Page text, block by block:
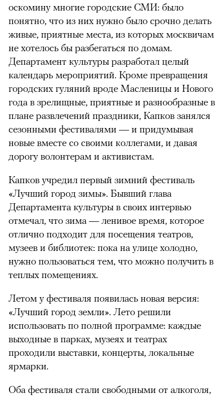
оскомину многие городские СМИ: было
понятно, что из них нужно было срочно делать
живые, приятные места, из которых москвичам
не хотелось бы разбегаться по домам.
Департамент культуры разработал целый
календарь мероприятий. Кроме превращения
городских гуляний вроде Масленицы и Нового
года в зрелищные, приятные и разнообразные в
плане развлечений праздники, Капков занялся
сезонными фестивалями — и придумывая
новые вместе со своими коллегами, и давая
дорогу волонтерам и активистам.
Капков учредил первый зимний фестиваль
«Лучший город зимы». Бывший глава
Департамента культуры в своих интервью
отмечал, что зима — ленивое время, которое
отлично подходит для посещения театров,
музеев и библиотек: пока на улице холодно,
нужно пользоваться тем, что можно получить в
теплых помещениях.
Летом у фестиваля появилась новая версия:
«Лучший город земли». Лето решили
использовать по полной программе: каждые
выходные в парках, музеях и театрах
проходили выставки, концерты, локальные
ярмарки.
Оба фестиваля стали свободными от алкоголя,